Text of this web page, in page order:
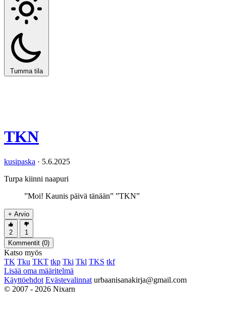
Tumma tila
TKN
kusipaska · 5.6.2025
Turpa kiinni naapuri
”Moi! Kaunis päivä tänään” ”TKN”
+ Arvio
2
1
Kommentit (0)
Katso myös
TK Tku TKT tkp Tki Tkl TKS tkf
Lisää oma määritelmä
Käyttöehdot Evästevalinnat urbaanisanakirja@gmail.com
© 2007 - 2026 Nixarn